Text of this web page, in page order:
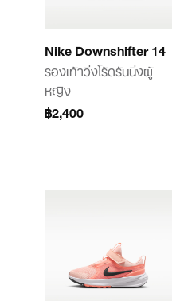
Nike Downshifter 14
รองเท้าวิ่งโร้ดรันนิ่งผู้
หญิง
฿2,400